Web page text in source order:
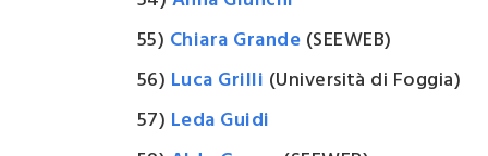
55) Chiara Grande (SEEWEB)
56) Luca Grilli (Università di Foggia)
57) Leda Guidi